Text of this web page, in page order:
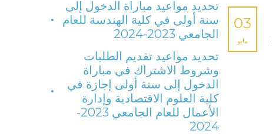
03
مايو
تحديد مواعيد مباراة الدخول إلى
سنة أولى في كلية الهندسة للعام
الجامعي 2023-2024
تحديد مواعيد تقديم الطلبات
وشروط الاشتراك في مباراة
الدخول إلى سنة أولى إجازة في
كلية العلوم الاقتصادية وإدارة
الأعمال للعام الجامعي 2023-
2024